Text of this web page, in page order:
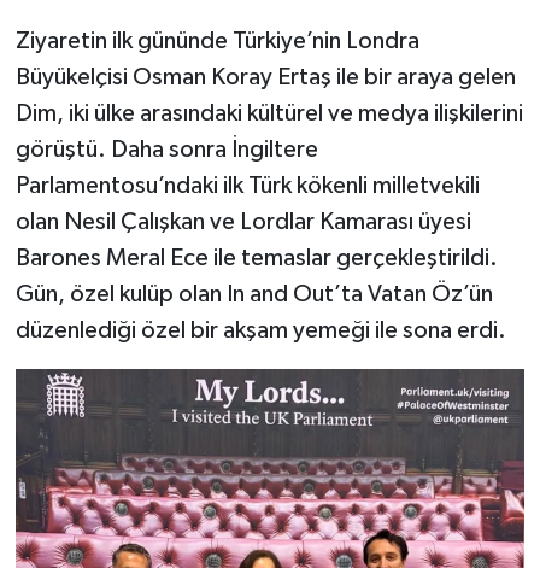
Ziyaretin ilk gününde Türkiye’nin Londra
Büyükelçisi Osman Koray Ertaş ile bir araya gelen
Dim, iki ülke arasındaki kültürel ve medya ilişkilerini
görüştü. Daha sonra İngiltere
Parlamentosu’ndaki ilk Türk kökenli milletvekili
olan Nesil Çalışkan ve Lordlar Kamarası üyesi
Barones Meral Ece ile temaslar gerçekleştirildi.
Gün, özel kulüp olan In and Out’ta Vatan Öz’ün
düzenlediği özel bir akşam yemeği ile sona erdi.